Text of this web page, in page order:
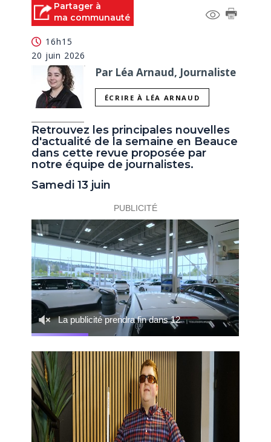
Partager à
ma communauté
16h15
20 juin 2026
Par Léa Arnaud, Journaliste
ÉCRIRE À LÉA ARNAUD
Retrouvez les principales nouvelles
d'actualité de la semaine en Beauce
dans cette revue proposée par
notre équipe de journalistes.
Samedi 13 juin